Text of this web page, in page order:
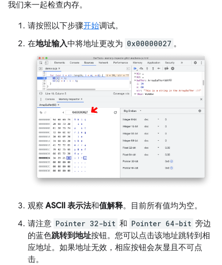
我们来一起检查内存。
请按照以下步骤开始调试。
在地址输入中将地址更改为 0x00000027 。
观察ASCII 表示法和值解释。目前所有值均为空。
请注意 Pointer 32-bit 和 Pointer 64-bit 旁边
的蓝色跳转到地址按钮。您可以点击该地址跳转到相
应地址。如果地址无效，相应按钮会灰显且不可点
击。